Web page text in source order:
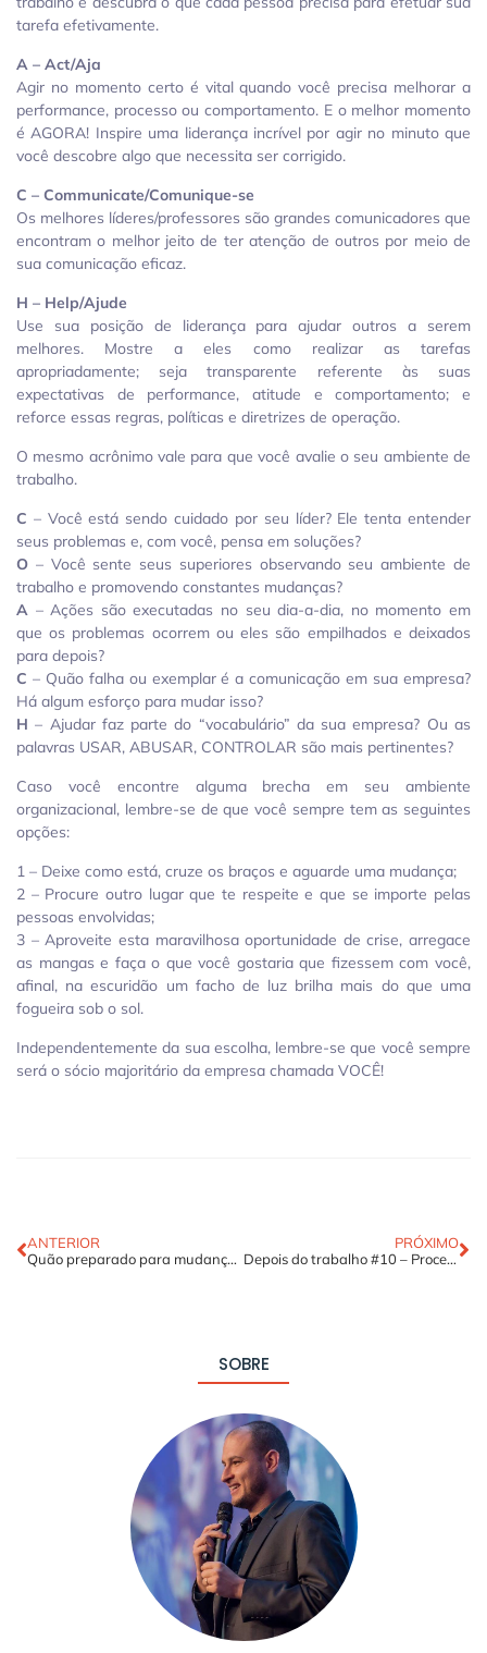
tarefa efetivamente.
A – Act/Aja
Agir no momento certo é vital quando você precisa melhorar a
performance, processo ou comportamento. E o melhor momento
é AGORA! Inspire uma liderança incrível por agir no minuto que
você descobre algo que necessita ser corrigido.
C – Communicate/Comunique-se
Os melhores líderes/professores são grandes comunicadores que
encontram o melhor jeito de ter atenção de outros por meio de
sua comunicação eficaz.
H – Help/Ajude
Use sua posição de liderança para ajudar outros a serem
melhores. Mostre a eles como realizar as tarefas
apropriadamente; seja transparente referente às suas
expectativas de performance, atitude e comportamento; e
reforce essas regras, políticas e diretrizes de operação.
O mesmo acrônimo vale para que você avalie o seu ambiente de
trabalho.
C – Você está sendo cuidado por seu líder? Ele tenta entender
seus problemas e, com você, pensa em soluções?
O – Você sente seus superiores observando seu ambiente de
trabalho e promovendo constantes mudanças?
A – Ações são executadas no seu dia-a-dia, no momento em
que os problemas ocorrem ou eles são empilhados e deixados
para depois?
C – Quão falha ou exemplar é a comunicação em sua empresa?
Há algum esforço para mudar isso?
H – Ajudar faz parte do “vocabulário” da sua empresa? Ou as
palavras USAR, ABUSAR, CONTROLAR são mais pertinentes?
Caso você encontre alguma brecha em seu ambiente
organizacional, lembre-se de que você sempre tem as seguintes
opções:
1 – Deixe como está, cruze os braços e aguarde uma mudança;
2 – Procure outro lugar que te respeite e que se importe pelas
pessoas envolvidas;
3 – Aproveite esta maravilhosa oportunidade de crise, arregace
as mangas e faça o que você gostaria que fizessem com você,
afinal, na escuridão um facho de luz brilha mais do que uma
fogueira sob o sol.
Independentemente da sua escolha, lembre-se que você sempre
será o sócio majoritário da empresa chamada VOCÊ!
ANTERIOR
Quão preparado para mudanças você está?
PRÓXIMO
Depois do trabalho #10 – Processualize
SOBRE